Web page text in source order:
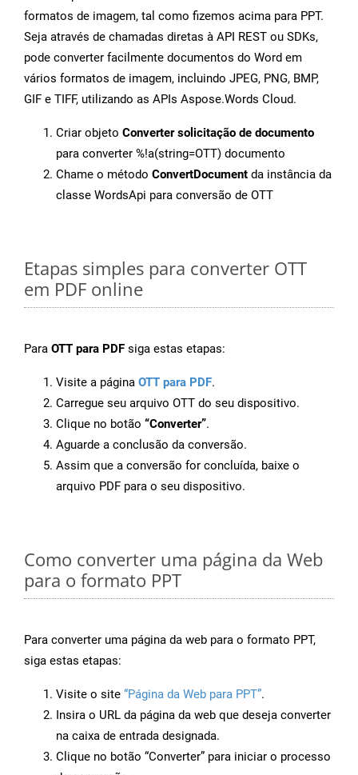
formatos de imagem, tal como fizemos acima para PPT.
Seja através de chamadas diretas à API REST ou SDKs,
pode converter facilmente documentos do Word em
vários formatos de imagem, incluindo JPEG, PNG, BMP,
GIF e TIFF, utilizando as APIs Aspose.Words Cloud.
Criar objeto Converter solicitação de documento
para converter %!a(string=OTT) documento
Chame o método ConvertDocument da instância da
classe WordsApi para conversão de OTT
Etapas simples para converter OTT
em PDF online
Para OTT para PDF siga estas etapas:
Visite a página OTT para PDF.
Carregue seu arquivo OTT do seu dispositivo.
Clique no botão “Converter”.
Aguarde a conclusão da conversão.
Assim que a conversão for concluída, baixe o
arquivo PDF para o seu dispositivo.
Como converter uma página da Web
para o formato PPT
Para converter uma página da web para o formato PPT,
siga estas etapas:
Visite o site “Página da Web para PPT”.
Insira o URL da página da web que deseja converter
na caixa de entrada designada.
Clique no botão “Converter” para iniciar o processo